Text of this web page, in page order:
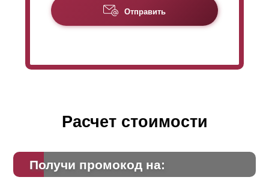
Отправить
Расчет стоимости
Получи промокод на: